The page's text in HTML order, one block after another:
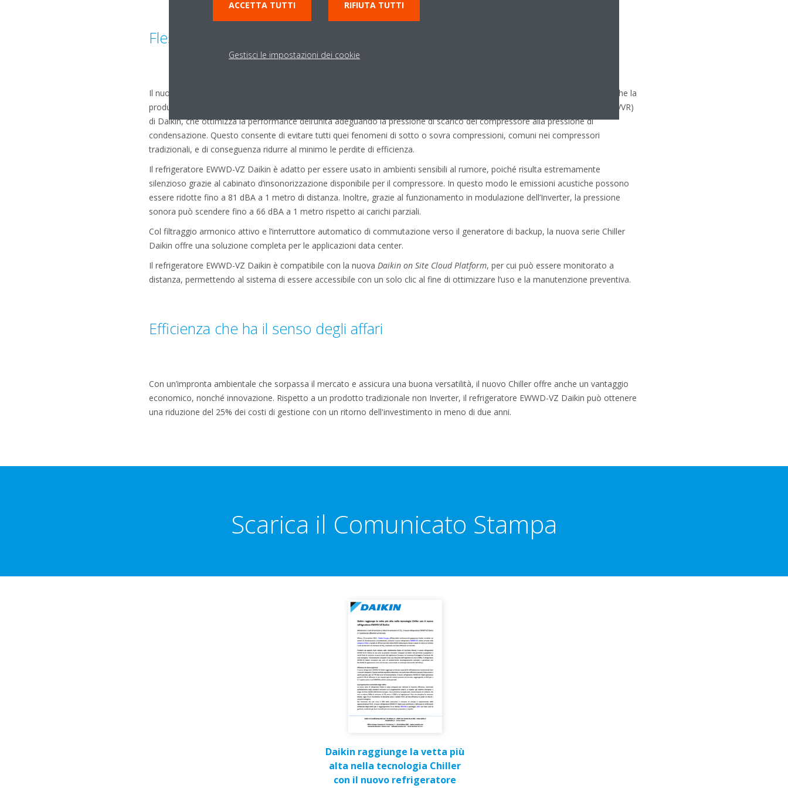
Flessibilità di applicazione
Il nuovo refrigeratore vanta le più ampie funzioni di esercizio della sua gamma, offrendo non solo il raffrescamento, ma anche la
produzione di acqua calda sanitaria fino a 65°C. Il suo design unico incorpora la tecnologia Rapporto Volumetrico Variabile (VVR)
di Daikin, che ottimizza la performance dell’unità adeguando la pressione di scarico del compressore alla pressione di
condensazione. Questo consente di evitare tutti quei fenomeni di sotto o sovra compressioni, comuni nei compressori
tradizionali, e di conseguenza ridurre al minimo le perdite di efficienza.
Il refrigeratore EWWD-VZ Daikin è adatto per essere usato in ambienti sensibili al rumore, poiché risulta estremamente
silenzioso grazie al cabinato d’insonorizzazione disponibile per il compressore. In questo modo le emissioni acustiche possono
essere ridotte fino a 81 dBA a 1 metro di distanza. Inoltre, grazie al funzionamento in modulazione dell’Inverter, la pressione
sonora può scendere fino a 66 dBA a 1 metro rispetto ai carichi parziali.
Col filtraggio armonico attivo e l’interruttore automatico di commutazione verso il generatore di backup, la nuova serie Chiller
Daikin offre una soluzione completa per le applicazioni data center.
Il refrigeratore EWWD-VZ Daikin è compatibile con la nuova Daikin on Site Cloud Platform, per cui può essere monitorato a
distanza, permettendo al sistema di essere accessibile con un solo clic al fine di ottimizzare l’uso e la manutenzione preventiva.
Efficienza che ha il senso degli affari
Con un’impronta ambientale che sorpassa il mercato e assicura una buona versatilità, il nuovo Chiller offre anche un vantaggio
economico, nonché innovazione. Rispetto a un prodotto tradizionale non Inverter, il refrigeratore EWWD-VZ Daikin può ottenere
una riduzione del 25% dei costi di gestione con un ritorno dell'investimento in meno di due anni.
Scarica il Comunicato Stampa
Daikin raggiunge la vetta più
alta nella tecnologia Chiller
con il nuovo refrigeratore
ACCETTA TUTTI RIFIUTA TUTTI
Gestisci le impostazioni dei cookie